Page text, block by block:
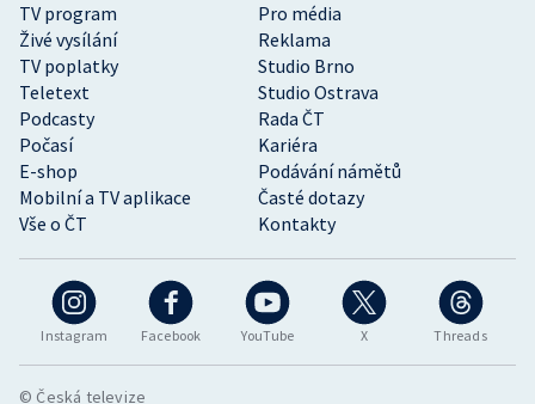
Instagram Facebook YouTube X Threads
TV program
Pro média
Živé vysílání
Reklama
TV poplatky
Studio Brno
Teletext
Studio Ostrava
Podcasty
Rada ČT
Počasí
Kariéra
E-shop
Podávání námětů
Mobilní a TV aplikace
Časté dotazy
Vše o ČT
Kontakty
© Česká televize